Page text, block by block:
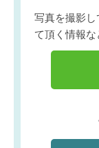
写真を撮影
て頂く情報な